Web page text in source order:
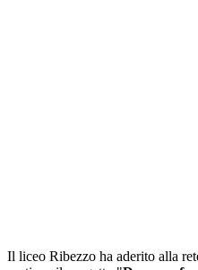
Il liceo Ribezzo ha aderito alla